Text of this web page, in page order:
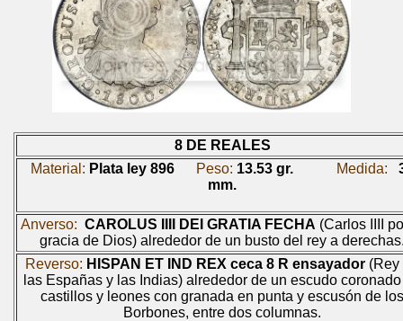
8 DE REALES
Material: Plata ley 896Peso: 13.53 gr. Medida:
mm.
Anverso: CAROLUS IIII DEI GRATIA FECHA (Carlos IIII
gracia de Dios) alrededor de un busto del rey a
Reverso: HISPAN ET IND REX ceca 8 R ensayador (Rey
las Españas y las Indias) alrededor de un escudo
castillos y leones con granada en punta y escusón de los
Borbones, entre dos columnas.